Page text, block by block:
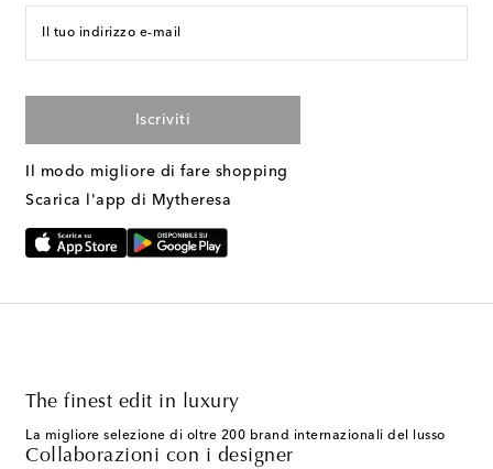
Il tuo indirizzo e-mail
Iscriviti
Il modo migliore di fare shopping
Scarica l'app di Mytheresa
The finest edit in luxury
La migliore selezione di oltre 200 brand internazionali del lusso
Collaborazioni con i designer